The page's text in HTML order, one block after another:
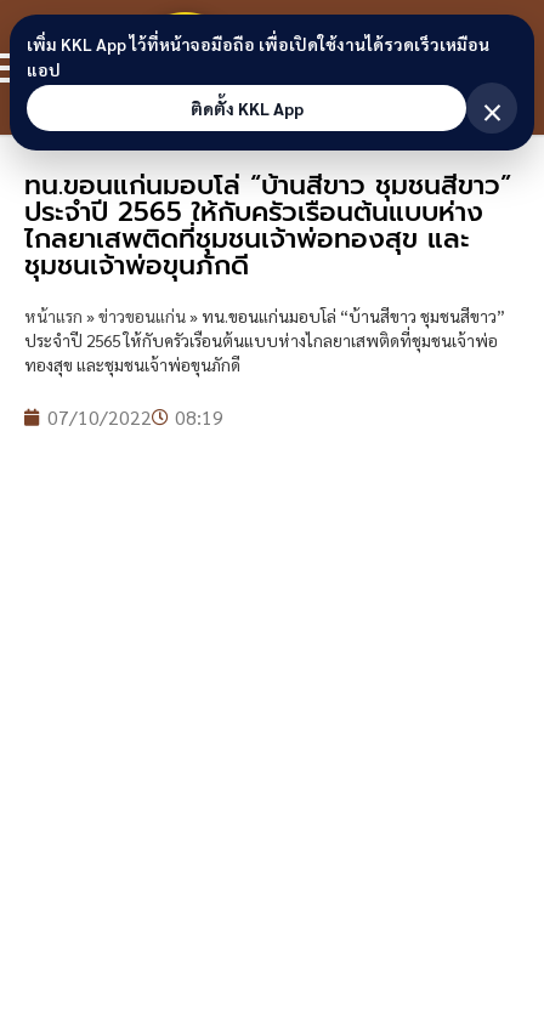
Skip to content
ขอนแก่น
ลิงก์
ทน.ขอนแก่นมอบโล่ “บ้านสีขาว ชุมชนสีขาว”
ประจำปี 2565 ให้กับครัวเรือนต้นแบบห่าง
ไกลยาเสพติดที่ชุมชนเจ้าพ่อทองสุข และ
ชุมชนเจ้าพ่อขุนภักดี
หน้าแรก »ข่าวขอนแก่น» ทน.ขอนแก่นมอบโล่ “บ้านสีขาว ชุมชนสีขาว”
ประจำปี 2565 ให้กับครัวเรือนต้นแบบห่างไกลยาเสพติดที่ชุมชนเจ้าพ่อ
ทองสุข และชุมชนเจ้าพ่อขุนภักดี
07/10/2022 08:19
เพิ่ม KKL App ไว้ที่หน้าจอมือถือ เพื่อเปิดใช้งานได้รวดเร็วเหมือน
แอป
ติดตั้ง KKL App
×